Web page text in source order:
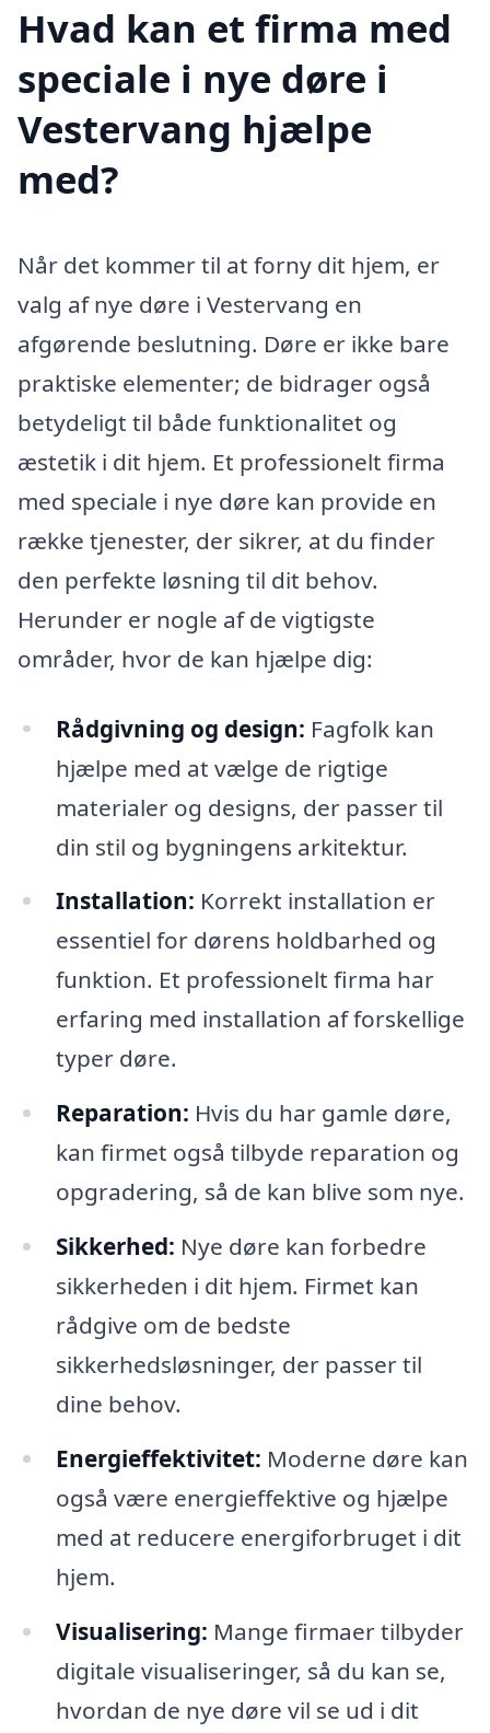
Hvad kan et firma med
speciale i nye døre i
Vestervang hjælpe
med?
Når det kommer til at forny dit hjem, er
valg af nye døre i Vestervang en
afgørende beslutning. Døre er ikke bare
praktiske elementer; de bidrager også
betydeligt til både funktionalitet og
æstetik i dit hjem. Et professionelt firma
med speciale i nye døre kan provide en
række tjenester, der sikrer, at du finder
den perfekte løsning til dit behov.
Herunder er nogle af de vigtigste
områder, hvor de kan hjælpe dig:
Rådgivning og design: Fagfolk kan
hjælpe med at vælge de rigtige
materialer og designs, der passer til
din stil og bygningens arkitektur.
Installation: Korrekt installation er
essentiel for dørens holdbarhed og
funktion. Et professionelt firma har
erfaring med installation af forskellige
typer døre.
Reparation: Hvis du har gamle døre,
kan firmet også tilbyde reparation og
opgradering, så de kan blive som nye.
Sikkerhed: Nye døre kan forbedre
sikkerheden i dit hjem. Firmet kan
rådgive om de bedste
sikkerhedsløsninger, der passer til
dine behov.
Energieffektivitet: Moderne døre kan
også være energieffektive og hjælpe
med at reducere energiforbruget i dit
hjem.
Visualisering: Mange firmaer tilbyder
digitale visualiseringer, så du kan se,
hvordan de nye døre vil se ud i dit